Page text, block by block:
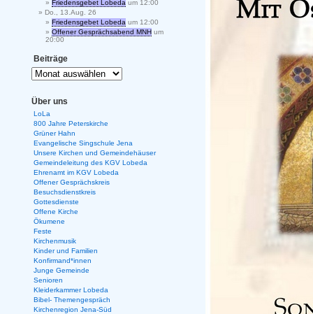
Friedensgebet Lobeda um 12:00
Do., 13.Aug. 26
Friedensgebet Lobeda um 12:00
Offener Gesprächsabend MNH um
20:00
Beiträge
Über uns
LoLa
800 Jahre Peterskirche
Grüner Hahn
Evangelische Singschule Jena
Unsere Kirchen und Gemeindehäuser
Gemeindeleitung des KGV Lobeda
Ehrenamt im KGV Lobeda
Offener Gesprächskreis
Besuchsdienstkreis
Gottesdienste
Offene Kirche
Ökumene
Feste
Kirchenmusik
Kinder und Familien
Konfirmand*innen
Junge Gemeinde
Senioren
Kleiderkammer Lobeda
Bibel- Themengespräch
Kirchenregion Jena-Süd